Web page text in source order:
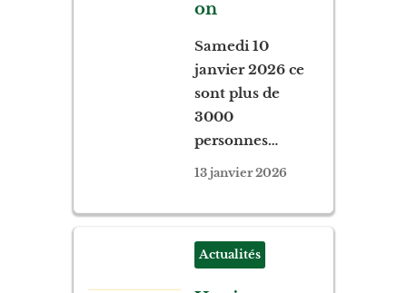
on
Samedi 10
janvier 2026 ce
sont plus de
3000
personnes…
13 janvier 2026
Actualités